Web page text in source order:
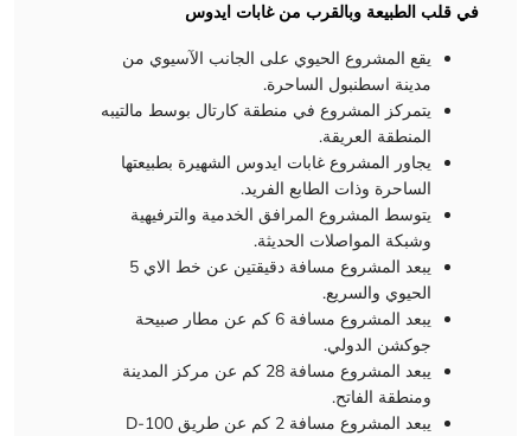
في قلب الطبيعة وبالقرب من غابات ايدوس
يقع المشروع الحيوي على الجانب الآسيوي من
مدينة اسطنبول الساحرة.
يتمركز المشروع في منطقة كارتال بوسط مالتيبه
المنطقة العريقة.
يجاور المشروع غابات ايدوس الشهيرة بطبيعتها
الساحرة وذات الطابع الفريد.
يتوسط المشروع المرافق الخدمية والترفيهية
وشبكة المواصلات الحديثة.
يبعد المشروع مسافة دقيقتين عن خط الاي 5
الحيوي والسريع.
يبعد المشروع مسافة 6 كم عن مطار صبيحة
جوكشن الدولي.
يبعد المشروع مسافة 28 كم عن مركز المدينة
ومنطقة الفاتح.
يبعد المشروع مسافة 2 كم عن طريق D-100